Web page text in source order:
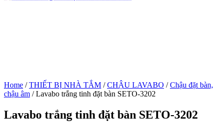
Home /THIẾT BỊ NHÀ TẮM /CHẬU LAVABO /Chậu đặt bàn,
chậu âm / Lavabo trắng tinh đặt bàn SETO-3202
Lavabo trắng tinh đặt bàn SETO-3202